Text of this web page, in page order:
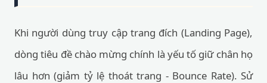
Khi người dùng truy cập trang đích (Landing Page),
dòng tiêu đề chào mừng chính là yếu tố giữ chân họ
lâu hơn (giảm tỷ lệ thoát trang - Bounce Rate). Sử